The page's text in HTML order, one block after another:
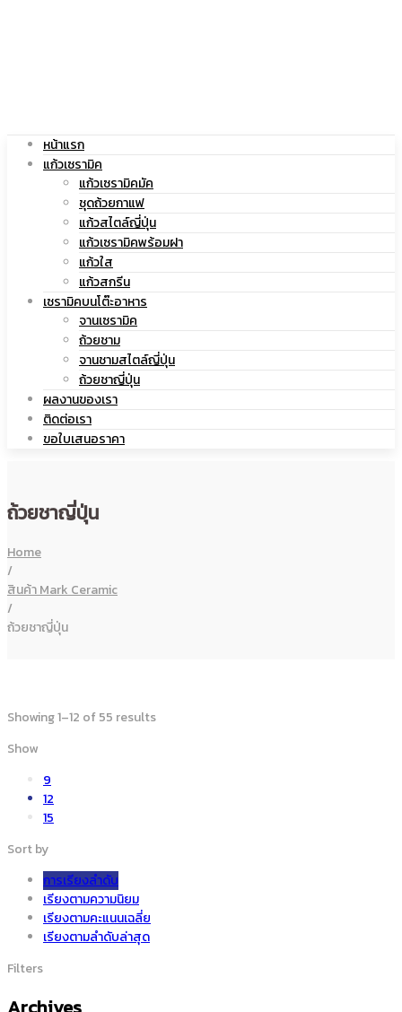
แก้ว
เซรามิค
หน้าแรก
แก้วเซรามิค
แก้วเซรามิคมัค
ชุดถ้วยกาแฟ
แก้วสไตล์ญี่ปุ่น
แก้วเซรามิคพร้อมฝา
แก้วใส
แก้วสกรีน
เซรามิคบนโต๊ะอาหาร
จานเซรามิค
ถ้วยชาม
จานชามสไตล์ญี่ปุ่น
ถ้วยชาญี่ปุ่น
ผลงานของเรา
ติดต่อเรา
ขอใบเสนอราคา
ถ้วยชาญี่ปุ่น
Home
/
สินค้า Mark Ceramic
/
ถ้วยชาญี่ปุ่น
Showing 1–12 of 55 results
Show
9
12
15
Sort by
การเรียงลำดับ
เรียงตามความนิยม
เรียงตามคะแนนเฉลี่ย
เรียงตามลำดับล่าสุด
Filters